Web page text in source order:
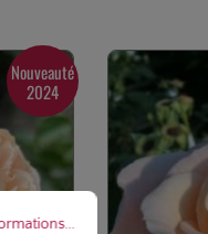
Nouveauté
2024